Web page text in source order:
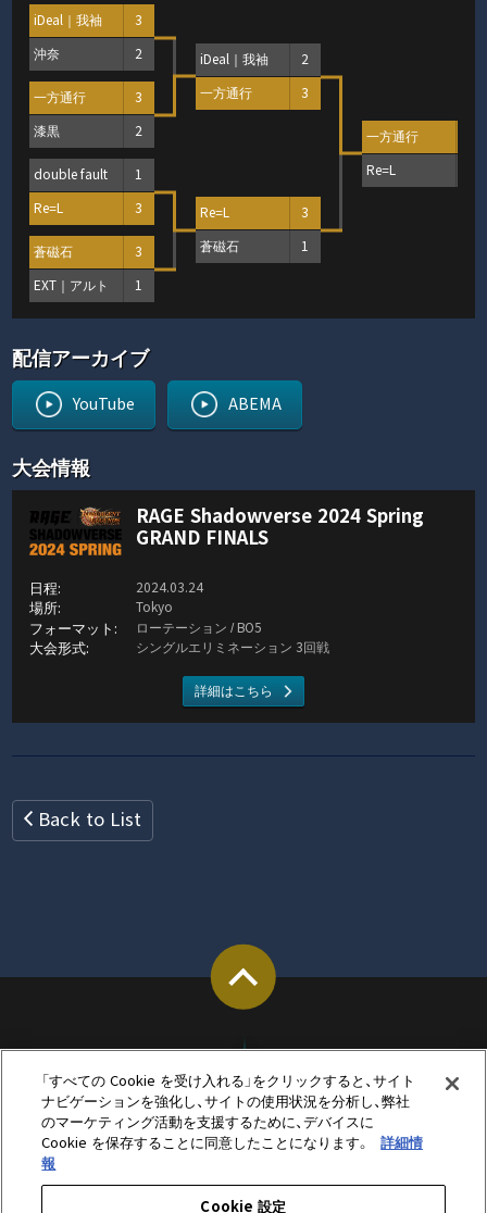
iDeal｜我袖 3
沖奈 2
一方通行 3
漆黒 2
double fault 1
Re=L 3
蒼磁石 3
EXT｜アルト 1
iDeal｜我袖 2
一方通行 3
Re=L 3
蒼磁石 1
一方通行
Re=L
配信アーカイブ
YouTube ABEMA
大会情報
RAGE Shadowverse 2024 Spring
GRAND FINALS
2024.03.24
Tokyo
ローテーション / BO5
シングルエリミネーション 3回戦
詳細はこちら
Back to List
「すべての Cookie を受け入れる」をクリックすると、サイト
ナビゲーションを強化し、サイトの使用状況を分析し、弊社
のマーケティング活動を支援するために、デバイスに
Cookie を保存することに同意したことになります。
詳細情
報
Cookie 設定